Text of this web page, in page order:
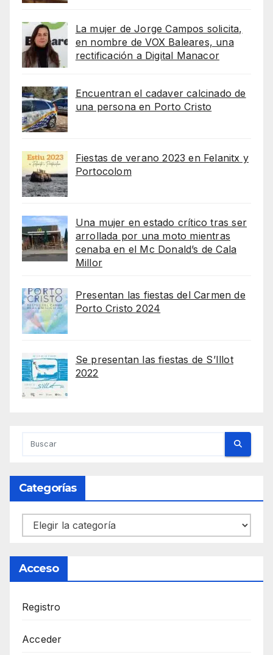
La mujer de Jorge Campos solicita,
en nombre de VOX Baleares, una
rectificación a Digital Manacor
Encuentran el cadaver calcinado de
una persona en Porto Cristo
Fiestas de verano 2023 en Felanitx y
Portocolom
Una mujer en estado crítico tras ser
arrollada por una moto mientras
cenaba en el Mc Donald’s de Cala
Millor
Presentan las fiestas del Carmen de
Porto Cristo 2024
Se presentan las fiestas de S’Illot
2022
Categorías
Categorías
Acceso
Registro
Acceder